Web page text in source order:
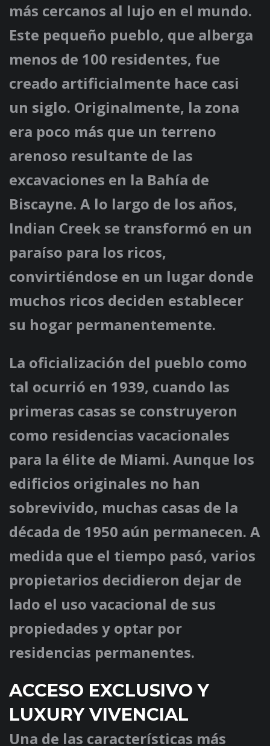
más cercanos al lujo en el mundo.
Este pequeño pueblo, que alberga
menos de 100 residentes, fue
creado artificialmente hace casi
un siglo. Originalmente, la zona
era poco más que un terreno
arenoso resultante de las
excavaciones en la Bahía de
Biscayne. A lo largo de los años,
Indian Creek se transformó en un
paraíso para los ricos,
convirtiéndose en un lugar donde
muchos ricos deciden establecer
su hogar permanentemente.
La oficialización del pueblo como
tal ocurrió en 1939, cuando las
primeras casas se construyeron
como residencias vacacionales
para la élite de Miami. Aunque los
edificios originales no han
sobrevivido, muchas casas de la
década de 1950 aún permanecen. A
medida que el tiempo pasó, varios
propietarios decidieron dejar de
lado el uso vacacional de sus
propiedades y optar por
residencias permanentes.
ACCESO EXCLUSIVO Y
LUXURY VIVENCIAL
Una de las características más